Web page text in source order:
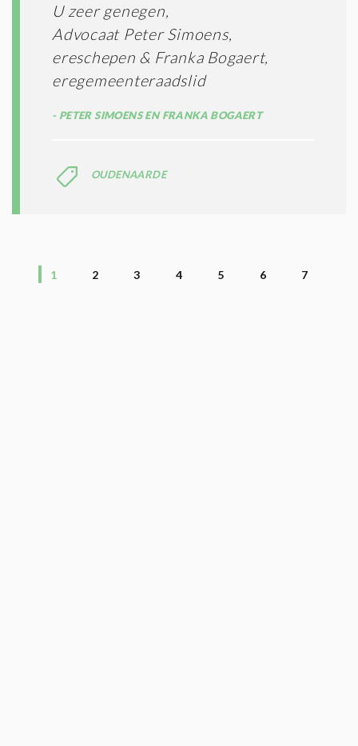
U zeer genegen,
Advocaat Peter Simoens,
ereschepen & Franka Bogaert,
eregemeenteraadslid
PETER SIMOENS EN FRANKA BOGAERT
OUDENAARDE
1 2 3 4 5 6 7